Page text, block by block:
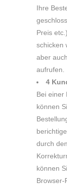
Ihre
Preis
schicken
aber
aufrufen.
4
Bei einer
können
durch
können
Browser-